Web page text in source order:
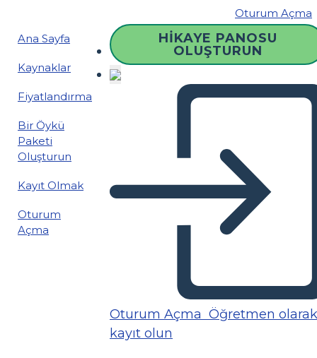
Oturum Açma
Ana Sayfa
Kaynaklar
Fiyatlandırma
Bir Öykü
Paketi
Oluşturun
Kayıt Olmak
Oturum
Açma
HIKAYE PANOSU
OLUŞTURUN
Oturum Açma Öğretmen olarak
kayıt olun